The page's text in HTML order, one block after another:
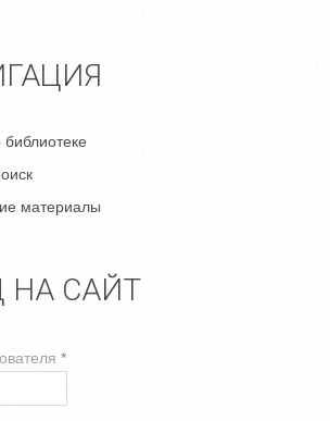
материалы
НА САЙТ
*